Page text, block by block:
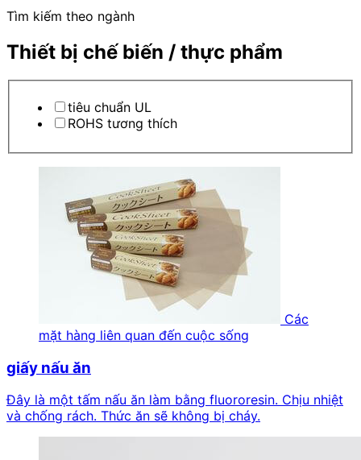
Tìm kiếm theo ngành
Thiết bị chế biến / thực phẩm
tiêu chuẩn UL
ROHS tương thích
Các
mặt hàng liên quan đến cuộc sống
giấy nấu ăn
Đây là một tấm nấu ăn làm bằng fluororesin. Chịu nhiệt
và chống rách. Thức ăn sẽ không bị cháy.